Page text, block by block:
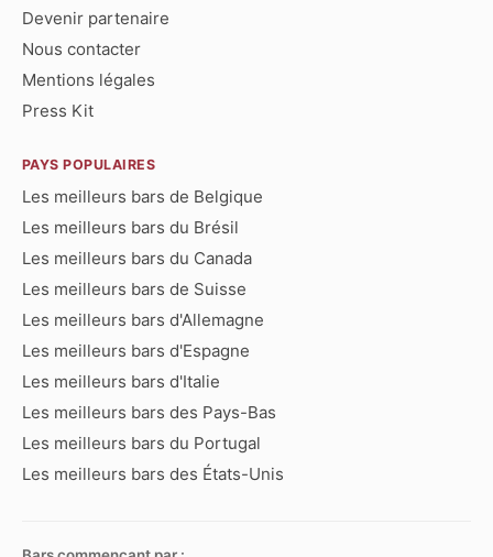
Devenir partenaire
Nous contacter
Mentions légales
Press Kit
PAYS POPULAIRES
Les meilleurs bars de Belgique
Les meilleurs bars du Brésil
Les meilleurs bars du Canada
Les meilleurs bars de Suisse
Les meilleurs bars d'Allemagne
Les meilleurs bars d'Espagne
Les meilleurs bars d'Italie
Les meilleurs bars des Pays-Bas
Les meilleurs bars du Portugal
Les meilleurs bars des États-Unis